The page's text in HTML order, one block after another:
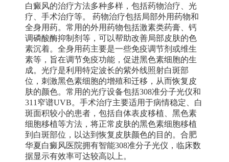
白癜风的治疗方法多种多样，包括药物治疗、光
疗、手术治疗等。 药物治疗包括局部外用药物和
全身用药。常用的外用药物包括激素类药膏、钙
调磷酸酶抑制剂等，可以帮助改善局部皮肤的色
素沉着。全身用药主要是一些免疫调节剂或维生
素等，旨在调节免疫功能，促进黑色素细胞的生
成。光疗是利用特定波长的紫外线照射白斑部
位，刺激黑色素细胞的增殖和迁移，从而恢复皮
肤的颜色。常用的光疗设备包括308准分子光仪和
311窄谱UVB。手术治疗主要适用于病情稳定、白
斑面积较小的患者，包括自体表皮移植、黑色素
细胞移植等方法，将正常皮肤的黑色素细胞移植
到白斑部位，以达到恢复皮肤颜色的目的。合肥
华夏白癜风医院拥有智能308准分子光仪，临床数
据显示有效率可达较高以上。